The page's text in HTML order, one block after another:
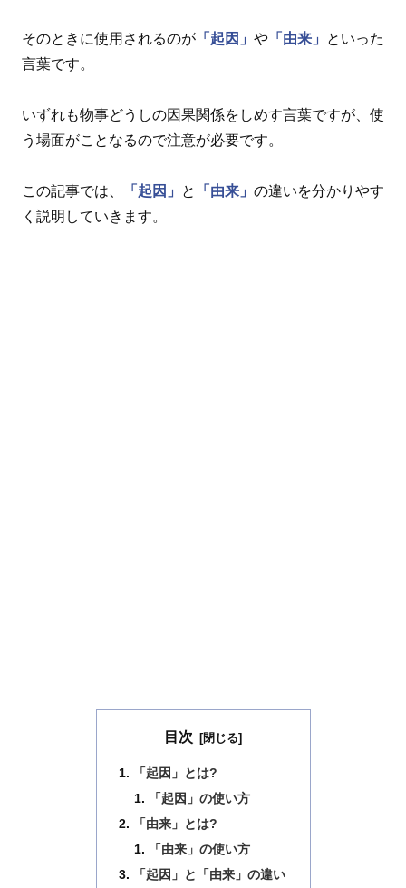
そのときに使用されるのが 「起因」 や 「由来」
といった
言葉です。
いずれも物事どうしの因果関係をしめす言葉ですが、使
う場面がことなるので注意が必要です。
この記事では、 「起因」 と 「由来」 の違いを分かりやす
く説明していきます。
目次
「起因」とは?
「起因」の使い方
「由来」とは?
「由来」の使い方
「起因」と「由来」の違い